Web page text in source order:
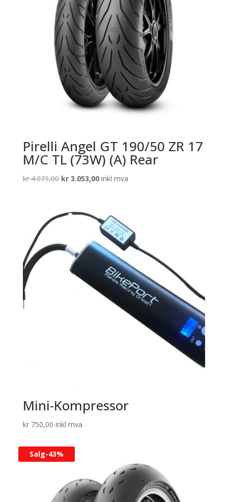
Pirelli Angel GT 190/50 ZR 17
M/C TL (73W) (A) Rear
kr4.071,00 Opprinnelig
kr 4.071,00.
kr3.053,00Nåværende
kr 3.053,00.
inkl mva
Mini-Kompressor
kr750,00 inkl mva
Salg-43%